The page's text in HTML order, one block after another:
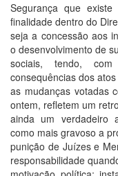
Segurança que
finalidade dentro do
seja a concessão aos
o desenvolvimento de
sociais, tendo,
consequências dos
as mudanças votadas
ontem, refletem um
ainda um verdadeiro
como mais gravoso a
punição de Juízes e
responsabilidade